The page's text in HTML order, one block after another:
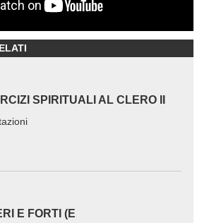
SPIRITUALI AL CLERO II
E FORTI (E